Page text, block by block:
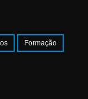
Formação